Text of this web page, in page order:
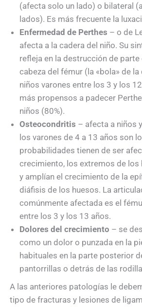
(afecta solo un lado) o bilateral
lados). Es más frecuente la
Enfermedad de Perthes – o de
afecta a la cadera del niño. Su
refleja en la destrucción de parte
cabeza del fémur (la «bola» de la
niños varones entre los 3 y los
más propensos a padecer
niños (80%).
Osteocondritis – afecta a niños
los varones de 4 a 13 años son
probabilidades tienen de ser
crecimiento, los extremos de los
y amplían el crecimiento de la
diáfisis de los huesos. La
comúnmente afectada es el
entre los 3 y los 13 años.
Dolores del crecimiento – se
como un dolor o punzada en la
habituales en la parte posterior
pantorrillas o detrás de las
A las anteriores patologías le
tipo de fracturas y lesiones de